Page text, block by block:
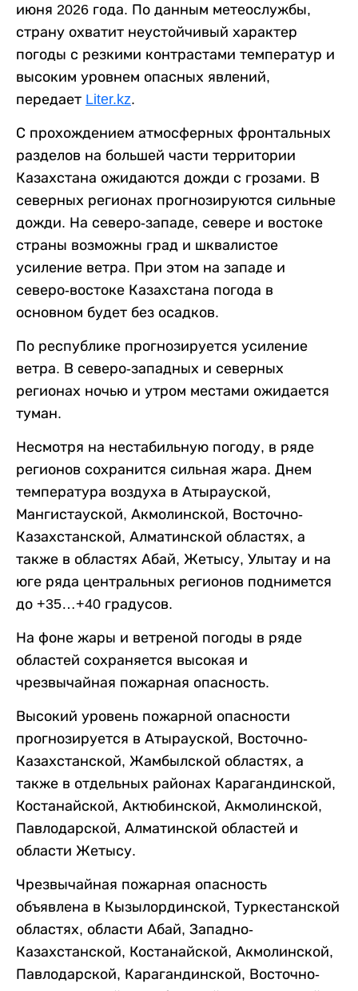
июня 2026 года. По данным метеослужбы,
страну охватит неустойчивый характер
погоды с резкими контрастами температур и
высоким уровнем опасных явлений,
передает Liter.kz.
С прохождением атмосферных фронтальных
разделов на большей части территории
Казахстана ожидаются дожди с грозами. В
северных регионах прогнозируются сильные
дожди. На северо-западе, севере и востоке
страны возможны град и шквалистое
усиление ветра. При этом на западе и
северо-востоке Казахстана погода в
основном будет без осадков.
По республике прогнозируется усиление
ветра. В северо-западных и северных
регионах ночью и утром местами ожидается
туман.
Несмотря на нестабильную погоду, в ряде
регионов сохранится сильная жара. Днем
температура воздуха в Атырауской,
Мангистауской, Акмолинской, Восточно-
Казахстанской, Алматинской областях, а
также в областях Абай, Жетысу, Улытау и на
юге ряда центральных регионов поднимется
до +35…+40 градусов.
На фоне жары и ветреной погоды в ряде
областей сохраняется высокая и
чрезвычайная пожарная опасность.
Высокий уровень пожарной опасности
прогнозируется в Атырауской, Восточно-
Казахстанской, Жамбылской областях, а
также в отдельных районах Карагандинской,
Костанайской, Актюбинской, Акмолинской,
Павлодарской, Алматинской областей и
области Жетысу.
Чрезвычайная пожарная опасность
объявлена в Кызылординской, Туркестанской
областях, области Абай, Западно-
Казахстанской, Костанайской, Акмолинской,
Павлодарской, Карагандинской, Восточно-